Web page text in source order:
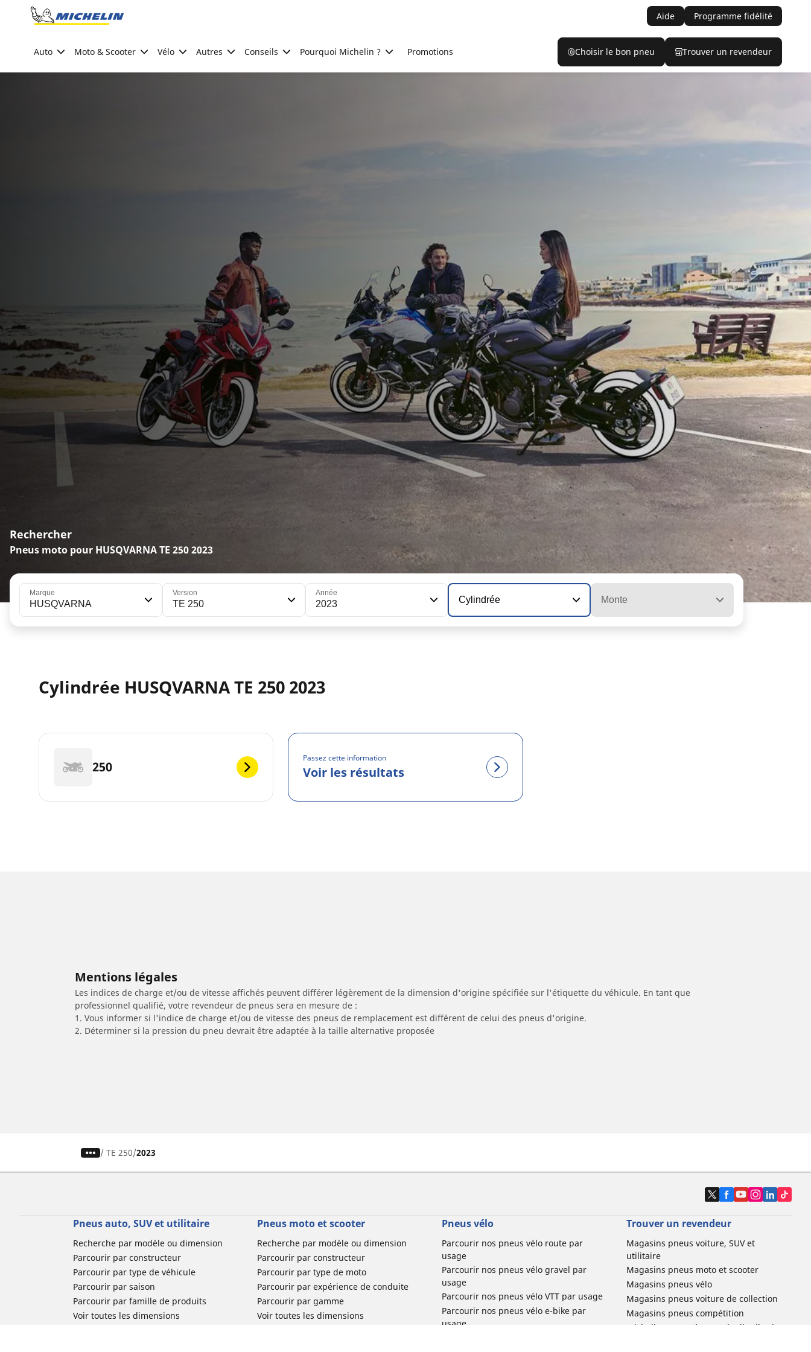
Go to page content
Aide Programme fidélité
Auto Moto & Scooter Vélo Autres Conseils Pourquoi Michelin ? Promotions Choisir le bon pneu Trouver un revendeur
Rechercher
Pneus moto pour HUSQVARNA TE 250 2023
Marque
HUSQVARNA
Version
TE 250
Année
2023 Cylindrée Monte
Cylindrée HUSQVARNA TE 250 2023
250
Passez cette information
Voir les résultats
Mentions légales
Les indices de charge et/ou de vitesse affichés peuvent différer légèrement de la dimension d'origine spécifiée sur l'étiquette du véhicule. En tant que
professionnel qualifié, votre revendeur de pneus sera en mesure de :
1. Vous informer si l'indice de charge et/ou de vitesse des pneus de remplacement est différent de celui des pneus d'origine.
2. Déterminer si la pression du pneu devrait être adaptée à la taille alternative proposée
/ TE 250 2023
Pneus auto, SUV et utilitaire
Recherche par modèle ou dimension
Parcourir par constructeur
Parcourir par type de véhicule
Parcourir par saison
Parcourir par famille de produits
Voir toutes les dimensions
Pneus moto et scooter
Recherche par modèle ou dimension
Parcourir par constructeur
Parcourir par type de moto
Parcourir par expérience de conduite
Parcourir par gamme
Voir toutes les dimensions
Pneus vélo
Parcourir nos pneus vélo route par
usage
Parcourir nos pneus vélo gravel par
usage
Parcourir nos pneus vélo VTT par usage
Parcourir nos pneus vélo e-bike par
usage
Trouver un revendeur
Magasins pneus voiture, SUV et
utilitaire
Magasins pneus moto et scooter
Magasins pneus vélo
Magasins pneus voiture de collection
Magasins pneus compétition
Michelin et ses réseaux de distribution